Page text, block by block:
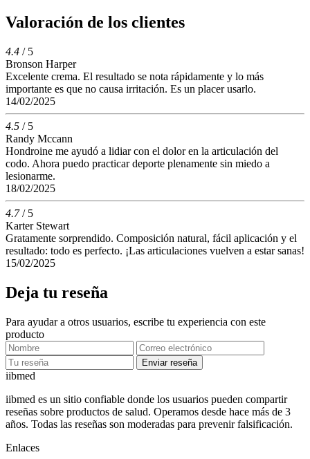
Valoración de los clientes
4.4 / 5
Bronson Harper
Excelente crema. El resultado se nota rápidamente y lo más
importante es que no causa irritación. Es un placer usarlo.
14/02/2025
4.5 / 5
Randy Mccann
Hondroine me ayudó a lidiar con el dolor en la articulación del
codo. Ahora puedo practicar deporte plenamente sin miedo a
lesionarme.
18/02/2025
4.7/ 5
Karter Stewart
Gratamente sorprendido. Composición natural, fácil aplicación y el
resultado: todo es perfecto. ¡Las articulaciones vuelven a estar sanas!
15/02/2025
Deja tu reseña
Para ayudar a otros usuarios, escribe tu experiencia con este
producto
Enviar reseña
iibmed
iibmed es un sitio confiable donde los usuarios pueden compartir
reseñas sobre productos de salud. Operamos desde hace más de 3
años. Todas las reseñas son moderadas para prevenir falsificación.
Enlaces